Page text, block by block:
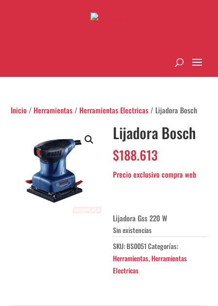
Inicio / Herramientas / Herramientas Electricas / Lijadora Bosch
Lijadora Bosch
$188.613
Lijadora Gss 220 W
Sin existencias
SKU:BS0051Categorías:
Herramientas,Herramientas
Electricas